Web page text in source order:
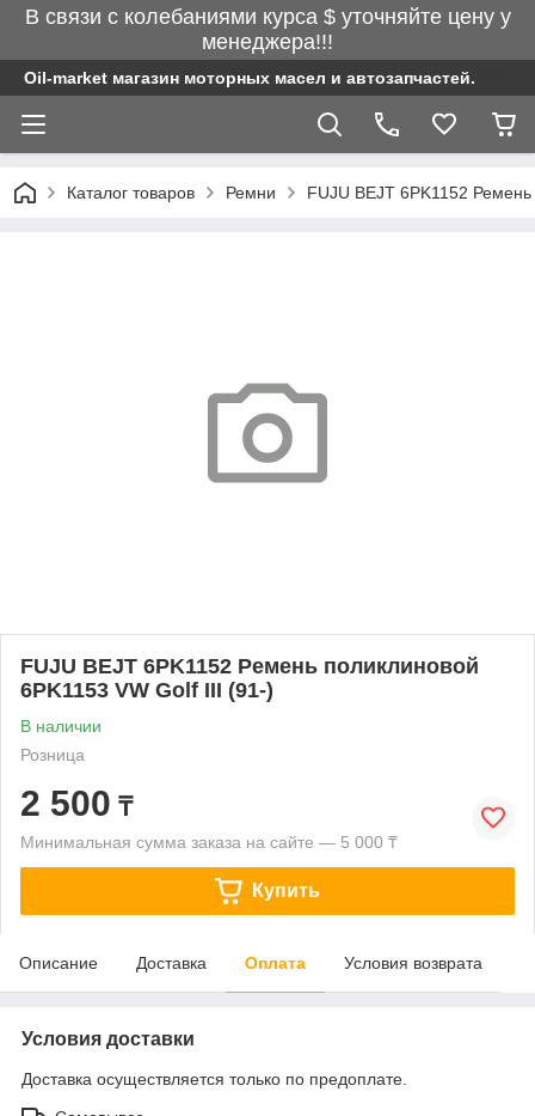
В связи с колебаниями курса $ уточняйте цену у
менеджера!!!
Oil-market магазин моторных масел и автозапчастей.
Каталог товаров Ремни FUJU BEJT 6PK1152
FUJU BEJT 6PK1152 Ремень поликлиновой
6PK1153 VW Golf III (91-)
В наличии
Розница
2 500 ₸
Минимальная сумма заказа на сайте — 5 000 ₸
Купить
Описание Доставка Оплата Условия возврата
Условия доставки
Доставка осуществляется только по предоплате.